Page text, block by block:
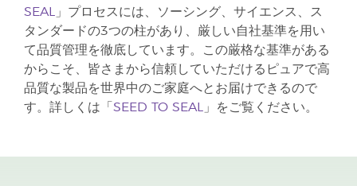
SEAL
」プロセスには、ソーシング、サイエンス、ス
タンダードの3つの柱があり、厳しい自社基準を用い
て品質管理を徹底しています。この厳格な基準がある
からこそ、皆さまから信頼していただけるピュアで高
品質な製品を世界中のご家庭へとお届けできるので
す。詳しくは「 SEED TO SEAL 」をご覧ください。